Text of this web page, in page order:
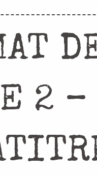
2 –